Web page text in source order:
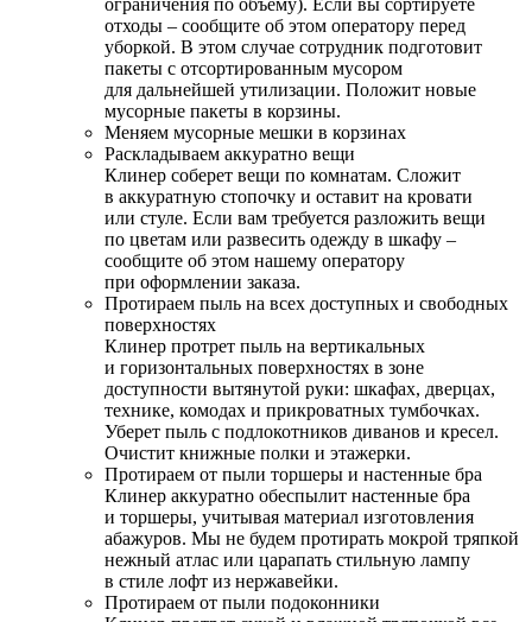
ограничения по объему). Если вы сортируете
отходы – сообщите об этом оператору перед
уборкой. В этом случае сотрудник подготовит
пакеты с отсортированным мусором
для дальнейшей утилизации. Положит новые
мусорные пакеты в корзины.
Меняем мусорные мешки в корзинах
Раскладываем аккуратно вещи
Клинер соберет вещи по комнатам. Сложит
в аккуратную стопочку и оставит на кровати
или стуле. Если вам требуется разложить вещи
по цветам или развесить одежду в шкафу –
сообщите об этом нашему оператору
при оформлении заказа.
Протираем пыль на всех доступных и свободных
поверхностях
Клинер протрет пыль на вертикальных
и горизонтальных поверхностях в зоне
доступности вытянутой руки: шкафах, дверцах,
технике, комодах и прикроватных тумбочках.
Уберет пыль с подлокотников диванов и кресел.
Очистит книжные полки и этажерки.
Протираем от пыли торшеры и настенные бра
Клинер аккуратно обеспылит настенные бра
и торшеры, учитывая материал изготовления
абажуров. Мы не будем протирать мокрой тряпкой
нежный атлас или царапать стильную лампу
в стиле лофт из нержавейки.
Протираем от пыли подоконники